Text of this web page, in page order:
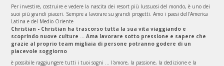
Per investire, costruire e vedere la nascita dei resort più lussuosi del mondo, è uno dei
suoi più grandi piaceri. Sempre a lavorare su grandi progetti. Amo i paesi dell'America
Latina e del Medio Oriente
Christian - Christian ha trascorso tutta la sua vita viaggiando e
scoprindo nuove culture ... Ama lavorare sotto pressione e sapere che
grazie al proprio team migliaia di persone potranno godere di un
piacevole soggiorno
è possibile raggiungere tutti i tuoi sogni ... l'amore, la passione, la dedizione e la